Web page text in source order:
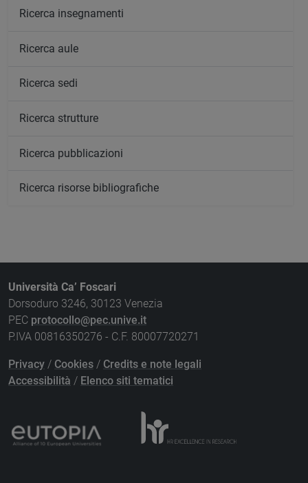
Ricerca insegnamenti
Ricerca aule
Ricerca sedi
Ricerca strutture
Ricerca pubblicazioni
Ricerca risorse bibliografiche
Università Ca’ Foscari
Dorsoduro 3246, 30123 Venezia
PEC protocollo@pec.unive.it
P.IVA 00816350276 - C.F. 80007720271
Privacy / Cookies / Credits e note legali
Accessibilità / Elenco siti tematici